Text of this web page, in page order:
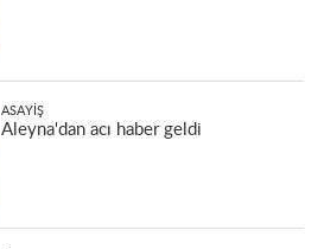
ASAYIŞ
Aleyna'dan acı haber geldi